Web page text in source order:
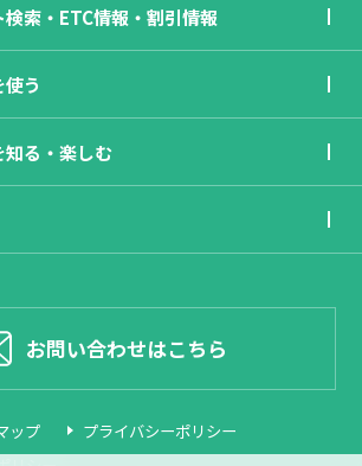
索・ETC情報・割引情報
う
る・楽しむ
お問い合わせはこちら
ップ
プライバシーポリシー